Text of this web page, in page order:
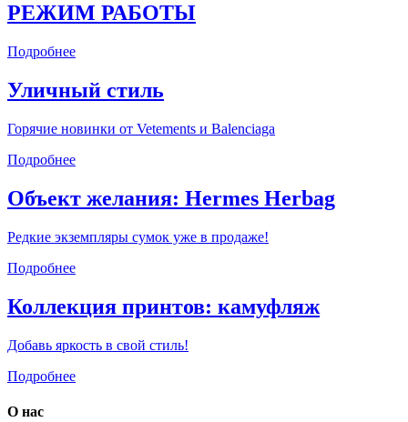
РЕЖИМ РАБОТЫ
Подробнее
Уличный стиль
Горячие новинки от Vetements и Balenciaga
Подробнее
Объект желания: Hermes Herbag
Редкие экземпляры сумок уже в продаже!
Подробнее
Коллекция принтов: камуфляж
Добавь яркость в свой стиль!
Подробнее
О нас